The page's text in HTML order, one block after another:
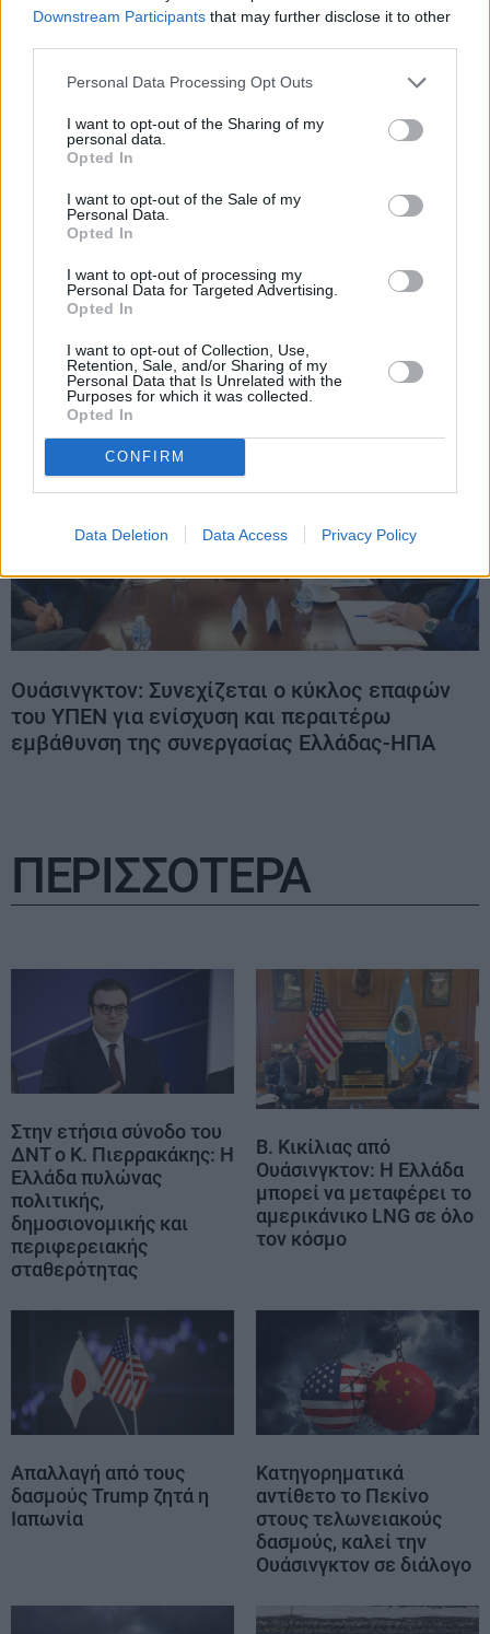
Downstream Participants that may further disclose it to other
Personal Data Processing Opt Outs
I want to opt-out of the Sharing of my
personal data.
Opted In
I want to opt-out of the Sale of my
Personal Data.
Opted In
I want to opt-out of processing my
Personal Data for Targeted Advertising.
Opted In
I want to opt-out of Collection, Use,
Retention, Sale, and/or Sharing of my
Personal Data that Is Unrelated with the
Purposes for which it was collected.
Opted In
CONFIRM
Data Deletion Data Access Privacy Policy
ΗΠΑ-Ελλάδα: Υπεγράφη η συμφωνία ONEX-
Hanwha για ναυπηγική και ενεργειακή
Ουάσινγκτον: Συνεχίζεται ο κύκλος επαφών
του ΥΠΕΝ για ενίσχυση και περαιτέρω
εμβάθυνση της συνεργασίας Ελλάδας-ΗΠΑ
ΠΕΡΙΣΣΟΤΕΡΑ
Στην ετήσια σύνοδο του
ΔΝΤ ο Κ. Πιερρακάκης: Η
Ελλάδα πυλώνας
πολιτικής,
δημοσιονομικής και
περιφερειακής
σταθερότητας
Β. Κικίλιας από
Ουάσινγκτον: H Ελλάδα
μπορεί να μεταφέρει το
αμερικάνικο LNG σε όλο
τον κόσμο
Απαλλαγή από τους
δασμούς Trump ζητά η
Ιαπωνία
Κατηγορηματικά
αντίθετο το Πεκίνο
στους τελωνειακούς
δασμούς, καλεί την
Ουάσινγκτον σε διάλογο